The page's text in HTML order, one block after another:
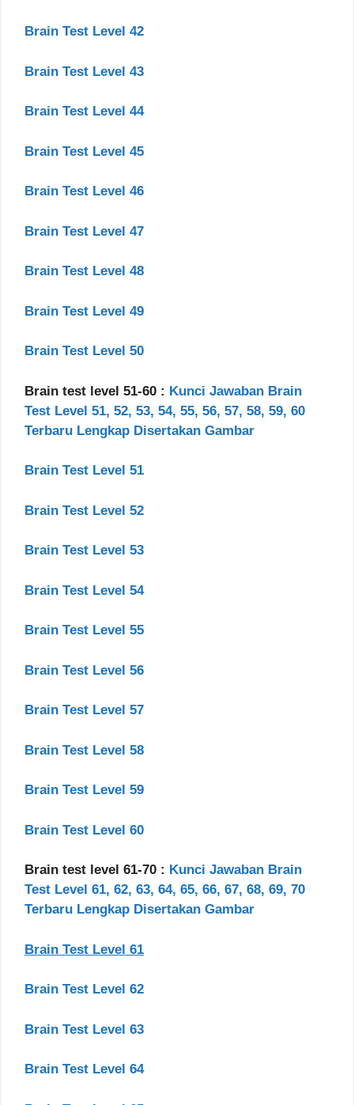
Brain Test Level 42
Brain Test Level 43
Brain Test Level 44
Brain Test Level 45
Brain Test Level 46
Brain Test Level 47
Brain Test Level 48
Brain Test Level 49
Brain Test Level 50
Brain test level 51-60 : Kunci Jawaban Brain
Test Level 51, 52, 53, 54, 55, 56, 57, 58, 59, 60
Terbaru Lengkap Disertakan Gambar
Brain Test Level 51
Brain Test Level 52
Brain Test Level 53
Brain Test Level 54
Brain Test Level 55
Brain Test Level 56
Brain Test Level 57
Brain Test Level 58
Brain Test Level 59
Brain Test Level 60
Brain test level 61-70 : Kunci Jawaban Brain
Test Level 61, 62, 63, 64, 65, 66, 67, 68, 69, 70
Terbaru Lengkap Disertakan Gambar
Brain Test Level 61
Brain Test Level 62
Brain Test Level 63
Brain Test Level 64